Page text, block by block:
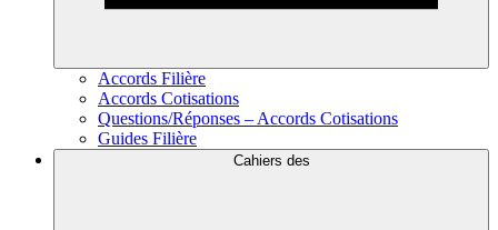
Accords Filière
Accords Cotisations
Questions/Réponses – Accords Cotisations
Guides Filière
Cahiers des